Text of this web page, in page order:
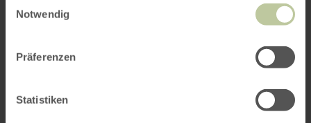
Notwendig
Präferenzen
Statistiken